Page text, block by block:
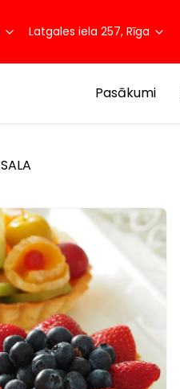
Latgales iela 257, Rīga
Pasākumi
SALA